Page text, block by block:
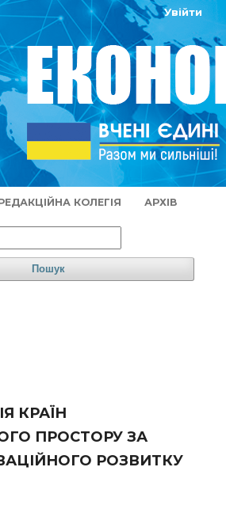
КОЛЕГІЯ АРХІВ
Пошук
Увійти
КРАЇН
ПРОСТОРУ ЗА
РОЗВИТКУ